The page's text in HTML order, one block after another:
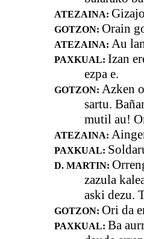
ATEZAINA:
GOTZON: Orain
ATEZAINA: Au
PAXKUAL: Izan
ezpa e.
GOTZON: Azken
sartu.
mutil au!
ATEZAINA:
PAXKUAL:
D. MARTIN:
zazula
aski dezu.
GOTZON: Ori da
PAXKUAL: Ba